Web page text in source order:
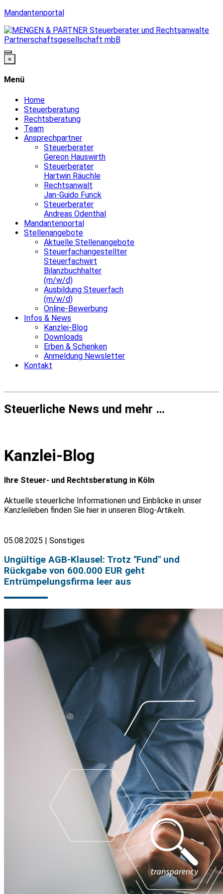
Mandantenportal
×
Menü
Home
Steuerberatung
Rechtsberatung
Team
Ansprechpartner
Steuerberater
Gereon Hauswirth
Steuerberater
Hartwin Räuchle
Rechtsanwalt
Jan-Guido Funck
Steuerberater
Andreas Odenthal
Mandantenportal
Stellenangebote
Aktuelle Stellenangebote
Steuerfachangestellter
Steuerfachwirt
Bilanzbuchhalter
(m/w/d)
Ausbildung Steuerfach
(m/w/d)
Online-Bewerbung
Infos & News
Kanzlei-Blog
Downloads
Erben & Schenken
Anmeldung Newsletter
Kontakt
Steuerliche News und mehr …
Kanzlei-Blog
Ihre Steuer- und Rechtsberatung in Köln
Aktuelle steuerliche Informationen und Einblicke in unser
Kanzleileben finden Sie hier in unseren Blog-Artikeln.
05.08.2025 | Sonstiges
Ungültige AGB-Klausel: Trotz "Fund" und
Rückgabe von 600.000 EUR geht
Entrümpelungsfirma leer aus